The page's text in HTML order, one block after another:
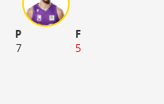
P
F
7
5